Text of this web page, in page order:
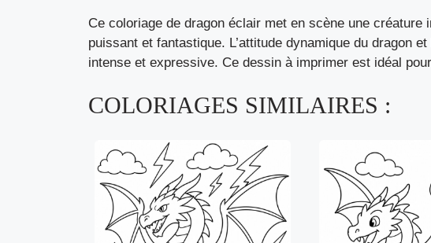
Ce coloriage de dragon éclair met en scène une
puissant et fantastique. L’attitude dynamique du dragon
intense et expressive. Ce dessin à imprimer est idéal
COLORIAGES SIMILAIRES :